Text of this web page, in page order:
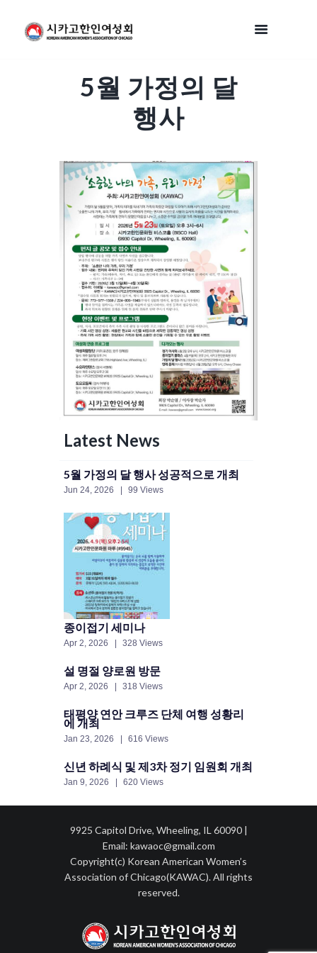
5월 가정의 달
행사
Latest News
5월 가정의 달 행사 성공적으로 개최
Jun 24, 2026 99 Views
종이접기 세미나
Apr 2, 2026 328 Views
설 명절 양로원 방문
Apr 2, 2026 318 Views
태평양 연안 크루즈 단체 여행 성황리
에 개최
Jan 23, 2026 616 Views
신년 하례식 및 제3차 정기 임원회 개최
Jan 9, 2026 620 Views
9925 Capitol Drive, Wheeling, IL 60090 |
Email: kawaoc@gmail.com
Copyright(c) Korean American Women’s
Association of Chicago(KAWAC). All rights
reserved.